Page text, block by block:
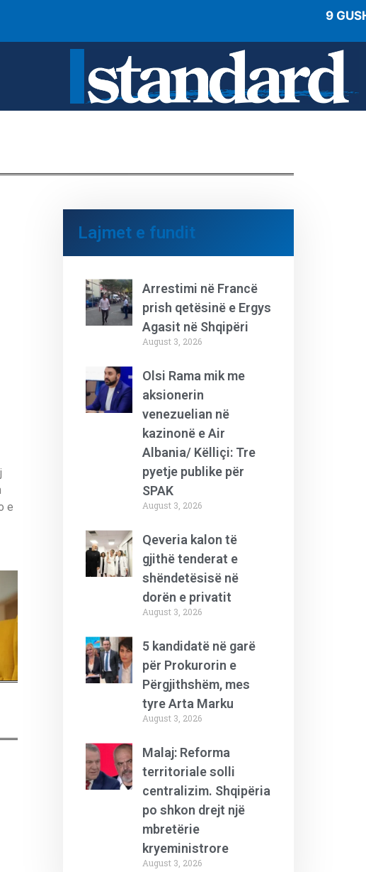
9
e
Lajmet e fundit
Arrestimi në Francë
prish qetësinë e Ergys
Agasit në Shqipëri
August 3, 2026
Olsi Rama mik me
aksionerin
venezuelian në
kazinonë e Air
Albania/ Këlliçi: Tre
pyetje publike për
SPAK
August 3, 2026
Qeveria kalon të
gjithë tenderat e
shëndetësisë në
dorën e privatit
August 3, 2026
5 kandidatë në garë
për Prokurorin e
Përgjithshëm, mes
tyre Arta Marku
August 3, 2026
Malaj: Reforma
territoriale solli
centralizim. Shqipëria
po shkon drejt një
mbretërie
kryeministrore
August 3, 2026